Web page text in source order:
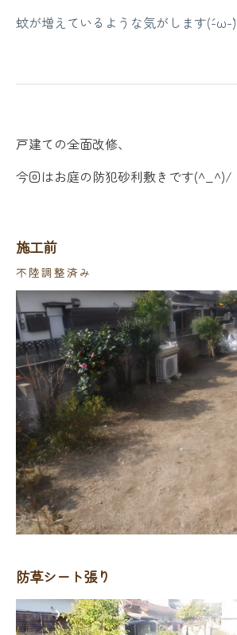
蚊が増えているような気がします(´-ω-`)
戸建ての全面改修、
今回はお庭の防犯砂利敷きです(^_^)/
施工前
不陸調整済み
防草シート張り